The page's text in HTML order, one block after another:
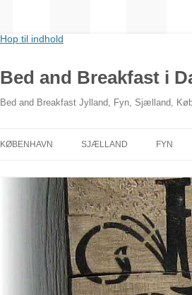
Hop til indhold
Bed and Breakfast i
Bed and Breakfast Jylland, Fyn, Sjælland,
KØBENHAVN SJÆLLAND
VESTSJÆLLAND
SYDSJÆLLAND
FYN